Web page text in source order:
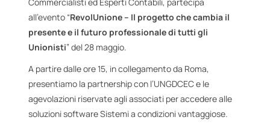
all’evento “RevolUnione – Il progetto che cambia il
presente e il futuro professionale di tutti gli
Unionisti” del 28 maggio.
A partire dalle ore 15, in collegamento da Roma,
presentiamo la partnership con l’UNGDCEC e le
agevolazioni riservate agli associati per accedere alle
soluzioni software Sistemi a condizioni vantaggiose.